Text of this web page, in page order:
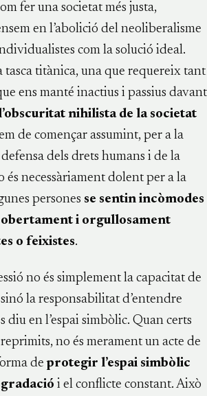
fer una societat més justa,
en l’abolició del neoliberalisme
com la solució ideal.
tasca titànica, una que requereix tant
ens manté inactius i passius davant
nihilista de la societat
de començar assumint, per a la
dels drets humans i de la
és necessàriament dolent per a la
persones se sentin incòmodes
obertament i orgullosament
o feixistes.
no és simplement la capacitat de
la responsabilitat d’entendre
diu en l’espai simbòlic. Quan certs
no és merament un acte de
deprotegir l’espai simbòlic
i el conflicte constant. Això